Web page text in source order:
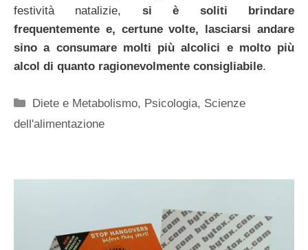
festività natalizie, si è soliti brindare
frequentemente e, certune volte, lasciarsi andare
sino a consumare molti più alcolici e molto più
alcol di quanto ragionevolmente consigliabile.
Categorie
Diete e Metabolismo, Psicologia, Scienze
dell'alimentazione